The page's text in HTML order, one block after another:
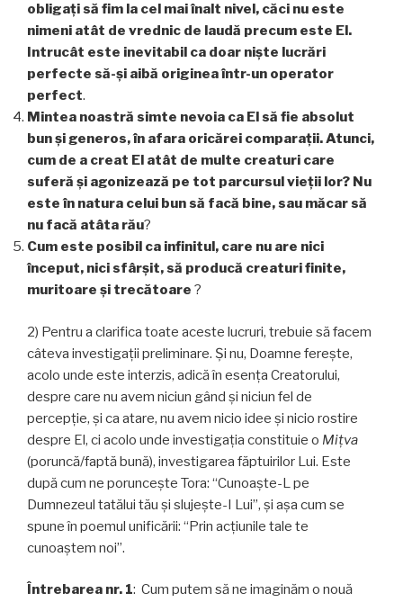
obligaţi să fim la cel mai înalt nivel, căci nu este
nimeni atât de vrednic de laudă precum este El.
Intrucât este inevitabil ca doar nişte lucrări
perfecte să-şi aibă originea într-un operator
perfect.
Mintea noastră simte nevoia ca El să fie absolut
bun şi generos, în afara oricărei comparații. Atunci,
cum de a creat El atât de multe creaturi care
suferă și agonizează pe tot parcursul vieții lor? Nu
este în natura celui bun să facă bine, sau măcar să
nu facă atâta rău?
Cum este posibil ca infinitul, care nu are nici
început, nici sfârșit, să producă creaturi finite,
muritoare și trecătoare ?
2) Pentru a clarifica toate aceste lucruri, trebuie să facem
câteva investigaţii preliminare. Și nu, Doamne ferește,
acolo unde este interzis, adică în esența Creatorului,
despre care nu avem niciun gând și niciun fel de
percepție, și ca atare, nu avem nicio idee și nicio rostire
despre El, ci acolo unde investigaţia constituie o Miţva
(poruncă/faptă bună), investigarea făptuirilor Lui. Este
după cum ne porunceşte Tora: “Cunoaște-L pe
Dumnezeul tatălui tău și slujește-I Lui”, și așa cum se
spune în poemul unificării: “Prin acțiunile tale te
cunoaștem noi”.
Întrebarea nr. 1: Cum putem să ne imaginăm o nouă